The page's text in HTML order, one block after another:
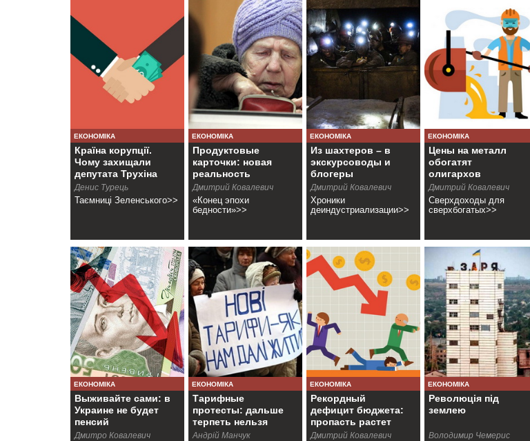
ЕКОНОМІКА
Країна корупції.
Чому захищали
депутата Трухіна
Денис Турець
Таємниці Зеленського>>
ЕКОНОМІКА
Продуктовые
карточки: новая
реальность
Дмитрий Ковалевич
«Конец эпохи
бедности»>>
ЕКОНОМІКА
Из шахтеров – в
экскурсоводы и
блогеры
Дмитрий Ковалевич
Хроники
деиндустриализации>>
ЕКОНОМІКА
Цены на металл
обогатят
олигархов
Дмитрий Ковалевич
Сверхдоходы для
сверхбогатых>>
ЕКОНОМІКА
Выживайте сами: в
Украине не будет
пенсий
Дмитро Ковалевич
ЕКОНОМІКА
Тарифные
протесты: дальше
терпеть нельзя
Андрiй Манчук
ЕКОНОМІКА
Рекордный
дефицит бюджета:
пропасть растет
Дмитрий Ковалевич
ЕКОНОМІКА
Революція під
землею
Володимир Чемерис